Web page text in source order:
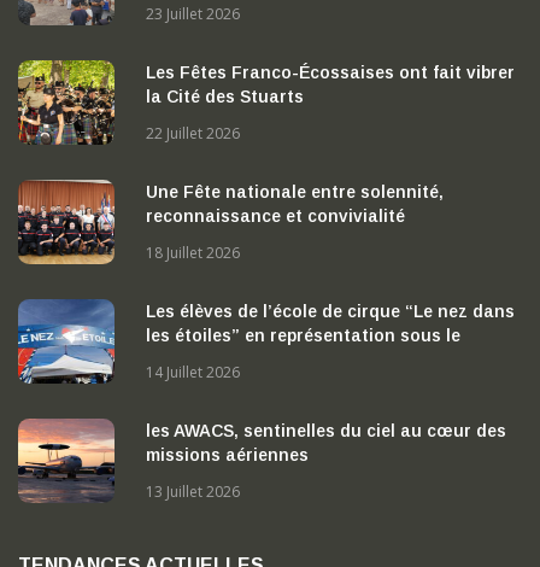
23 Juillet 2026
Les Fêtes Franco-Écossaises ont fait vibrer
la Cité des Stuarts
22 Juillet 2026
Une Fête nationale entre solennité,
reconnaissance et convivialité
18 Juillet 2026
Les élèves de l’école de cirque “Le nez dans
les étoiles” en représentation sous le
14 Juillet 2026
les AWACS, sentinelles du ciel au cœur des
missions aériennes
13 Juillet 2026